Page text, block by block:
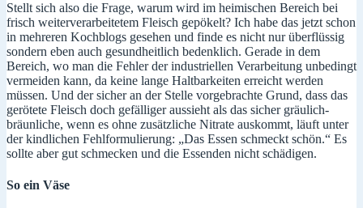
Stellt sich also die Frage, warum wird im heimischen Bereich bei
frisch weiterverarbeitetem Fleisch gepökelt? Ich habe das jetzt schon
in mehreren Kochblogs gesehen und finde es nicht nur überflüssig
sondern eben auch gesundheitlich bedenklich. Gerade in dem
Bereich, wo man die Fehler der industriellen Verarbeitung unbedingt
vermeiden kann, da keine lange Haltbarkeiten erreicht werden
müssen. Und der sicher an der Stelle vorgebrachte Grund, dass das
gerötete Fleisch doch gefälliger aussieht als das sicher gräulich-
bräunliche, wenn es ohne zusätzliche Nitrate auskommt, läuft unter
der kindlichen Fehlformulierung: „Das Essen schmeckt schön.“ Es
sollte aber gut schmecken und die Essenden nicht schädigen.
So ein Väse